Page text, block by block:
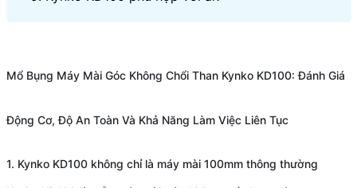
Mổ Bụng Máy Mài Góc Không Chổi Than Kynko KD100: Đánh Giá
Động Cơ, Độ An Toàn Và Khả Năng Làm Việc Liên Tục
1. Kynko KD100 không chỉ là máy mài 100mm thông thường